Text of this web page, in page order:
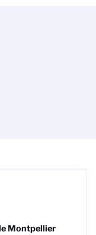
Montpellier